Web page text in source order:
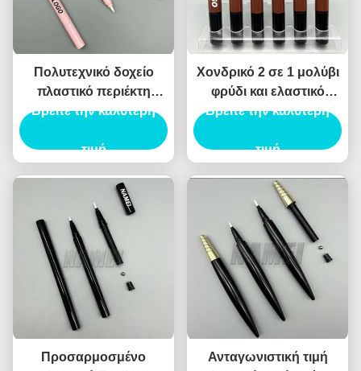
Πολυτεχνικό δοχείο
πλαστικό περιέκτη
μολύβι φρύδι
Eyeliner
Βρείτε την καλύτερη
τιμή
Χονδρικό 2 σε 1 μολύβι
φρύδι και ελαστικό
εξατομικεύεται
φρύδι και ελαστικό
Βρείτε την καλύτερη
τιμή
Προσαρμοσμένο
Ανταγωνιστική τιμή